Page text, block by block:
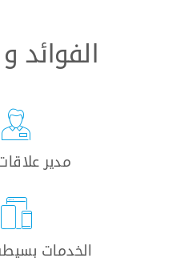
الفوائد و
مدير
الخدمات